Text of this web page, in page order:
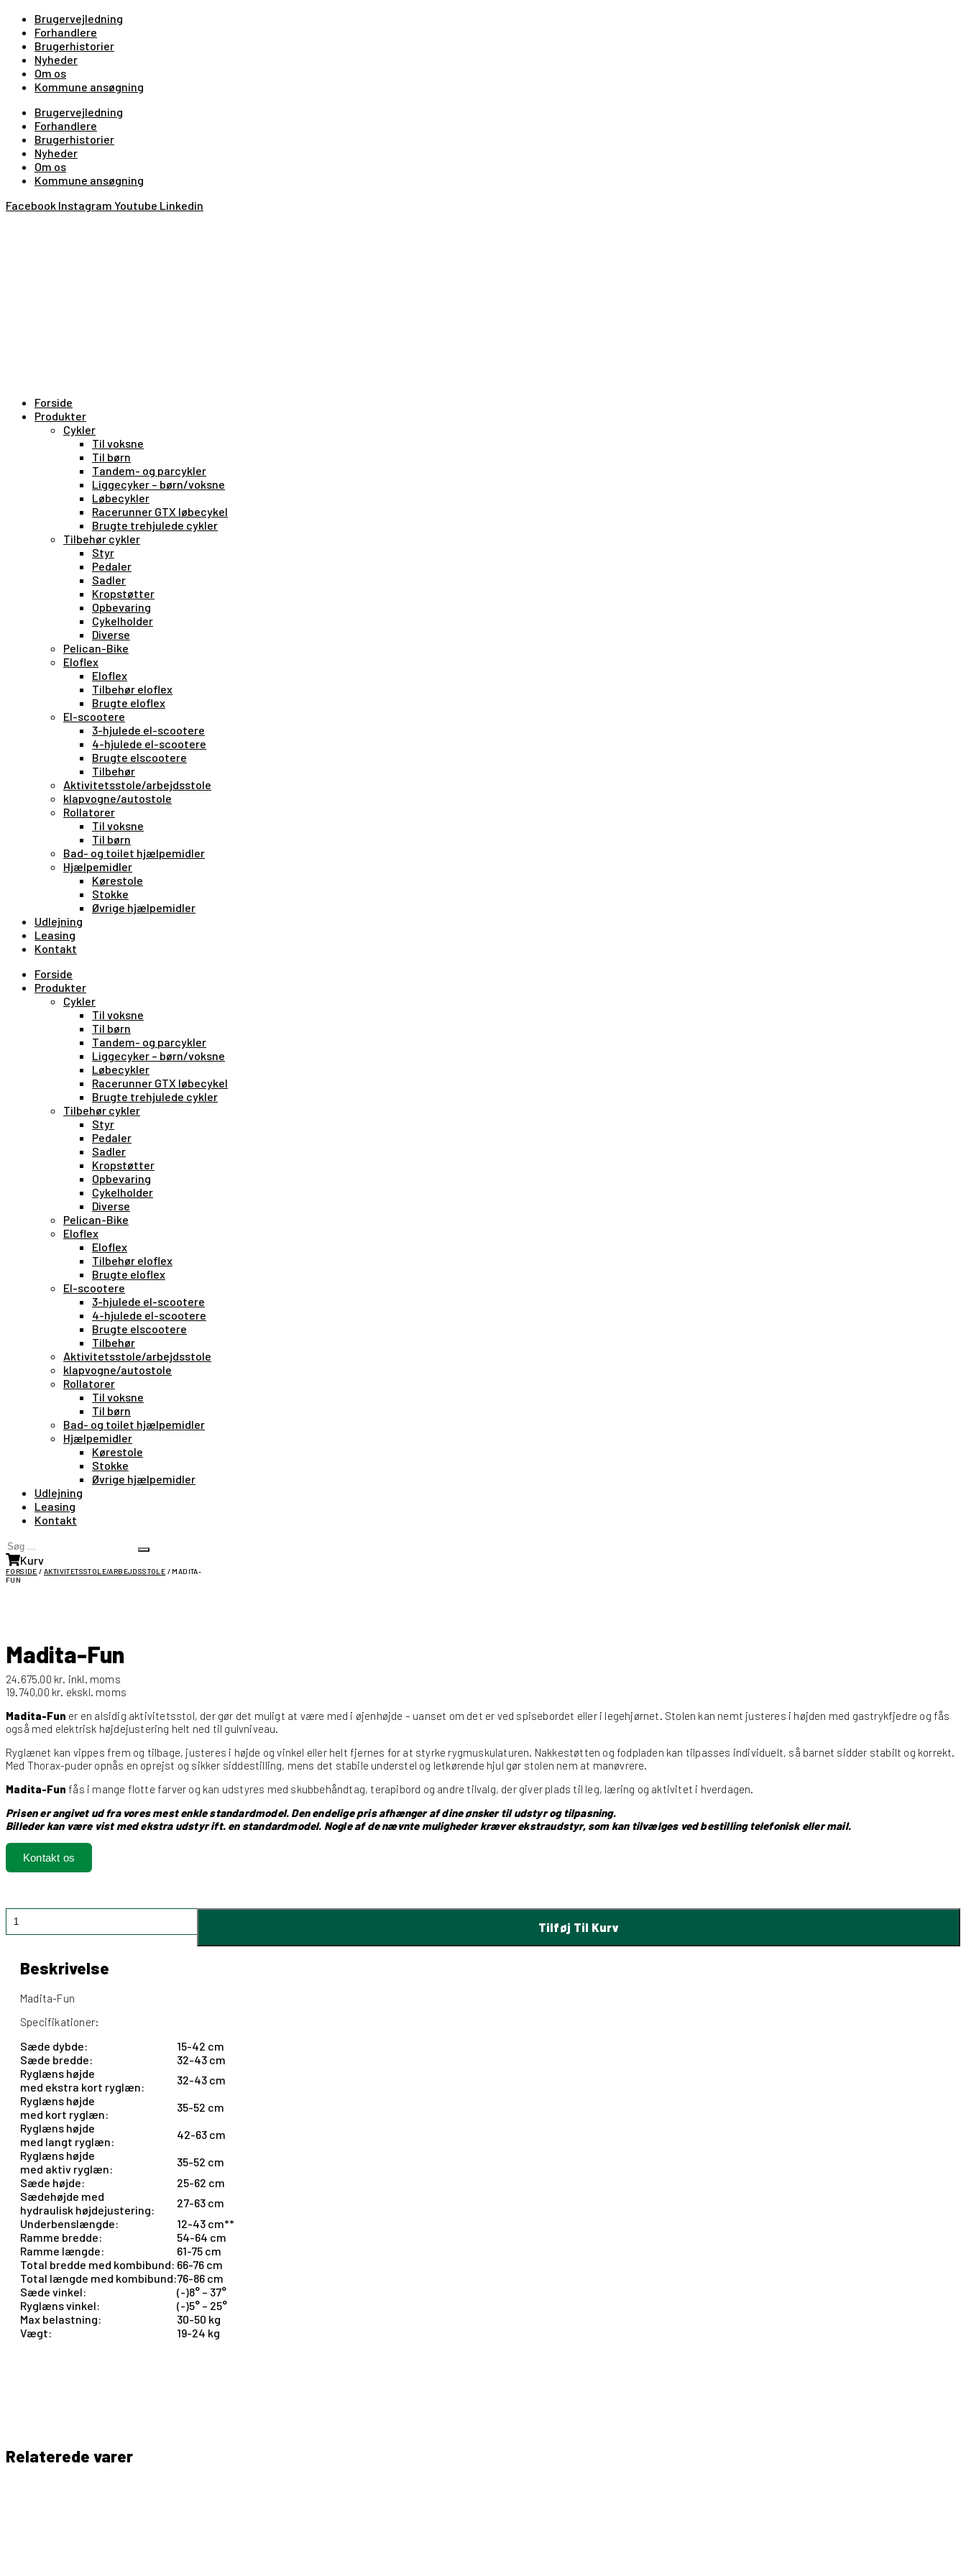
Brugervejledning
Forhandlere
Brugerhistorier
Nyheder
Om os
Kommune ansøgning
Brugervejledning
Forhandlere
Brugerhistorier
Nyheder
Om os
Kommune ansøgning
Facebook Instagram Youtube Linkedin
Forside
Produkter
Cykler
Til voksne
Til børn
Tandem- og parcykler
Liggecyker – børn/voksne
Løbecykler
Racerunner GTX løbecykel
Brugte trehjulede cykler
Tilbehør cykler
Styr
Pedaler
Sadler
Kropstøtter
Opbevaring
Cykelholder
Diverse
Pelican-Bike
Eloflex
Eloflex
Tilbehør eloflex
Brugte eloflex
El-scootere
3-hjulede el-scootere
4-hjulede el-scootere
Brugte elscootere
Tilbehør
Aktivitetsstole/arbejdsstole
klapvogne/autostole
Rollatorer
Til voksne
Til børn
Bad- og toilet hjælpemidler
Hjælpemidler
Kørestole
Stokke
Øvrige hjælpemidler
Udlejning
Leasing
Kontakt
Forside
Produkter
Cykler
Til voksne
Til børn
Tandem- og parcykler
Liggecyker – børn/voksne
Løbecykler
Racerunner GTX løbecykel
Brugte trehjulede cykler
Tilbehør cykler
Styr
Pedaler
Sadler
Kropstøtter
Opbevaring
Cykelholder
Diverse
Pelican-Bike
Eloflex
Eloflex
Tilbehør eloflex
Brugte eloflex
El-scootere
3-hjulede el-scootere
4-hjulede el-scootere
Brugte elscootere
Tilbehør
Aktivitetsstole/arbejdsstole
klapvogne/autostole
Rollatorer
Til voksne
Til børn
Bad- og toilet hjælpemidler
Hjælpemidler
Kørestole
Stokke
Øvrige hjælpemidler
Udlejning
Leasing
Kontakt
Søg
…
Search
Kurv
FORSIDE /AKTIVITETSSTOLE/ARBEJDSSTOLE / MADITA-
FUN
Madita-Fun
24.675,00 kr. inkl. moms
19.740,00 kr. ekskl. moms
Madita-Fun er en alsidig aktivitetsstol, der gør det muligt at være med i øjenhøjde – uanset om det er ved spisebordet eller i legehjørnet. Stolen kan nemt justeres i højden med gastrykfjedre og fås
også med elektrisk højdejustering helt ned til gulvniveau.
Ryglænet kan vippes frem og tilbage, justeres i højde og vinkel eller helt fjernes for at styrke rygmuskulaturen. Nakkestøtten og fodpladen kan tilpasses individuelt, så barnet sidder stabilt og korrekt.
Med Thorax-puder opnås en oprejst og sikker siddestilling, mens det stabile understel og letkørende hjul gør stolen nem at manøvrere.
Madita-Fun fås i mange flotte farver og kan udstyres med skubbehåndtag, terapibord og andre tilvalg, der giver plads til leg, læring og aktivitet i hverdagen.
Prisen er angivet ud fra vores mest enkle standardmodel. Den endelige pris afhænger af dine ønsker til udstyr og tilpasning.
Billeder kan være vist med ekstra udstyr ift. en standardmodel. Nogle af de nævnte muligheder kræver ekstraudstyr, som kan tilvælges ved bestilling telefonisk eller mail.
Kontakt os
Madita-
fun
Tilføj Til Kurv
Beskrivelse
Madita-Fun
Specifikationer:
Sæde dybde:
15-42 cm
Sæde bredde:
32-43 cm
Ryglæns højde
med ekstra kort ryglæn:
32-43 cm
Ryglæns højde
med kort ryglæn:
35-52 cm
Ryglæns højde
med langt ryglæn:
42-63 cm
Ryglæns højde
med aktiv ryglæn:
35-52 cm
Sæde højde:
25-62 cm
Sædehøjde med
hydraulisk højdejustering:
27-63 cm
Underbenslængde:
12-43 cm**
Ramme bredde:
54-64 cm
Ramme længde:
61-75 cm
Total bredde med kombibund: 66-76 cm
Total længde med kombibund:76-86 cm
Sæde vinkel:
(-)8° – 37°
Ryglæns vinkel:
(-)5° – 25°
Max belastning:
30-50 kg
Vægt:
19-24 kg
Relaterede varer